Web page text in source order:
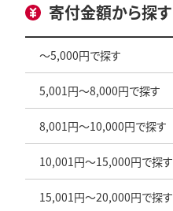
寄付金額から探す
～5,000円で探す
5,001円～8,000円で探す
8,001円～10,000円で探す
10,001円～15,000円で探す
15,001円～20,000円で探す